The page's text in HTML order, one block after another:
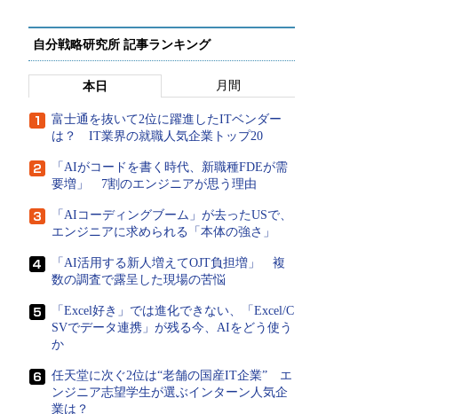
自分戦略研究所 記事ランキング
本日 月間
富士通を抜いて2位に躍進したITベンダー
は？ IT業界の就職人気企業トップ20
「AIがコードを書く時代、新職種FDEが需
要増」 7割のエンジニアが思う理由
「AIコーディングブーム」が去ったUSで、
エンジニアに求められる「本体の強さ」
「AI活用する新人増えてOJT負担増」 複
数の調査で露呈した現場の苦悩
「Excel好き」では進化できない、「Excel/C
SVでデータ連携」が残る今、AIをどう使う
か
任天堂に次ぐ2位は“老舗の国産IT企業” エ
ンジニア志望学生が選ぶインターン人気企
業は？